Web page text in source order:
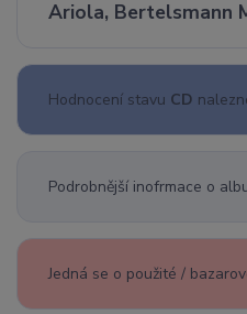
Ariola, Bertelsmann
Hodnocení stavu CD
Podrobnější inofrmace o
Jedná se o použité /